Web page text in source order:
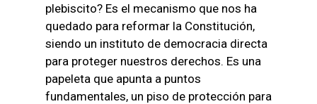
plebiscito? Es el mecanismo que nos ha
quedado para reformar la Constitución,
siendo un instituto de democracia directa
para proteger nuestros derechos. Es una
papeleta que apunta a puntos
fundamentales, un piso de protección para